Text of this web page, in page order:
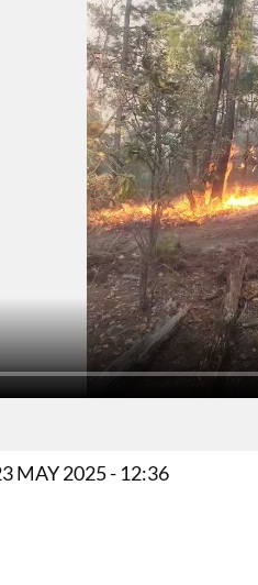
MAY 2025 - 12:36